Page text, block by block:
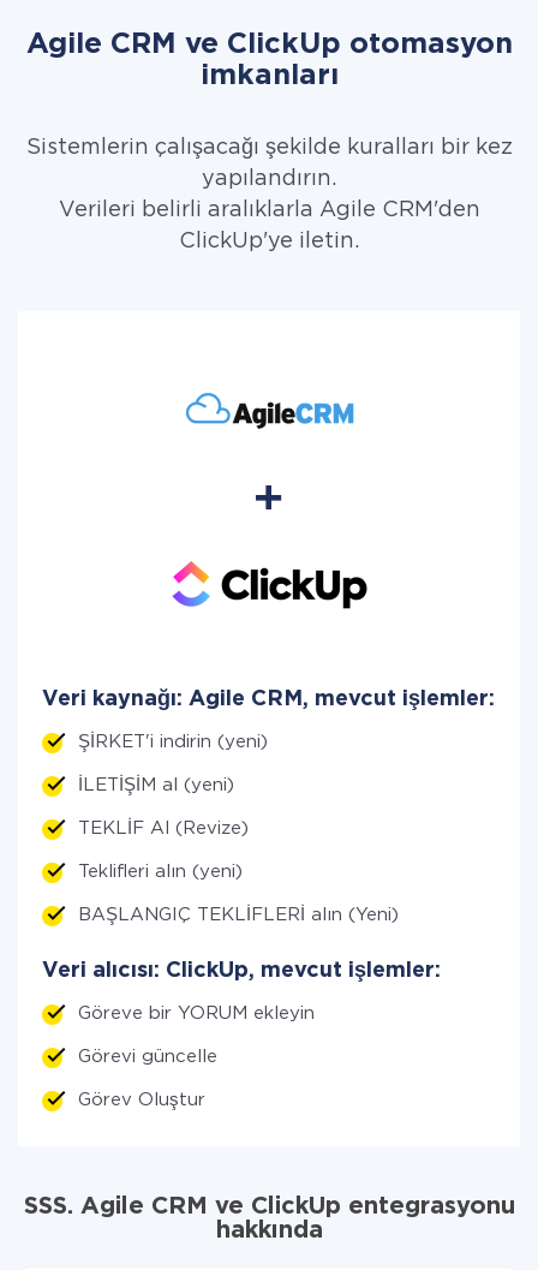
Agile CRM ve ClickUp otomasyon
imkanları
Sistemlerin çalışacağı şekilde kuralları bir kez
yapılandırın.
Verileri belirli aralıklarla Agile CRM'den
ClickUp'ye iletin.
Veri kaynağı: Agile CRM, mevcut işlemler:
ŞİRKET'i indirin (yeni)
İLETİŞİM al (yeni)
TEKLİF Al (Revize)
Teklifleri alın (yeni)
BAŞLANGIÇ TEKLİFLERİ alın (Yeni)
Veri alıcısı: ClickUp, mevcut işlemler:
Göreve bir YORUM ekleyin
Görevi güncelle
Görev Oluştur
SSS. Agile CRM ve ClickUp entegrasyonu
hakkında